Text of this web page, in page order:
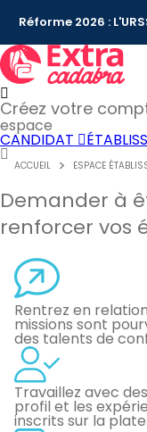
Réforme 2026 :
Créez votre
espace
CANDIDAT
ACCUEIL ESPACE
Demander à
renforcer vos
Rentrez en
missions sont
des talents de
Travaillez avec
profil et les
inscrits sur la